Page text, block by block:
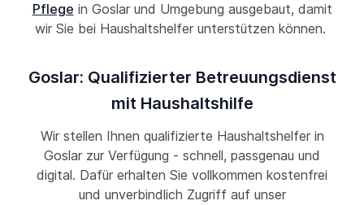
Pflege in Goslar und Umgebung ausgebaut, damit
wir Sie bei Haushaltshelfer unterstützen können.
Goslar: Qualifizierter Betreuungsdienst
mit Haushaltshilfe
Wir stellen Ihnen qualifizierte Haushaltshelfer in
Goslar zur Verfügung - schnell, passgenau und
digital. Dafür erhalten Sie vollkommen kostenfrei
und unverbindlich Zugriff auf unser